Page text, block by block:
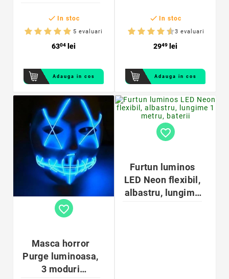
4 m, invertoare
incluse
 In stoc
5 evaluari
6304 lei
Adauga in cos
 In stoc
3 evaluari
2949 lei
Adauga in cos
favorite_border
Masca horror
Purge luminoasa,
3 moduri
favorite_border
Furtun luminos
LED Neon flexibil,
albastru, lungime